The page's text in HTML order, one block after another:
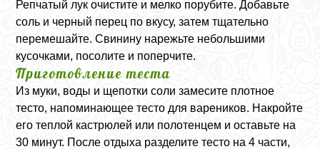
Репчатый лук очистите и мелко порубите. Добавьте
соль и черный перец по вкусу, затем тщательно
перемешайте. Свинину нарежьте небольшими
кусочками, посолите и поперчите.
Приготовление теста
Из муки, воды и щепотки соли замесите плотное
тесто, напоминающее тесто для вареников. Накройте
его теплой кастрюлей или полотенцем и оставьте на
30 минут. После отдыха разделите тесто на 4 части,